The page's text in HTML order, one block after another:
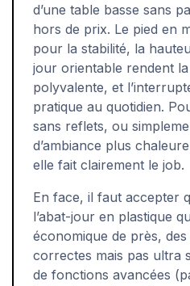
d’une table basse sans
hors de prix. Le pied en
pour la stabilité, la
jour orientable rendent
polyvalente, et
pratique au quotidien.
sans reflets, ou
d’ambiance plus
elle fait clairement le job.
En face, il faut accepter
l’abat-jour en plastique
économique de près,
correctes mais pas ultra
de fonctions avancées